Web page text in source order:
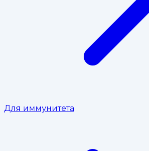
Для иммунитета